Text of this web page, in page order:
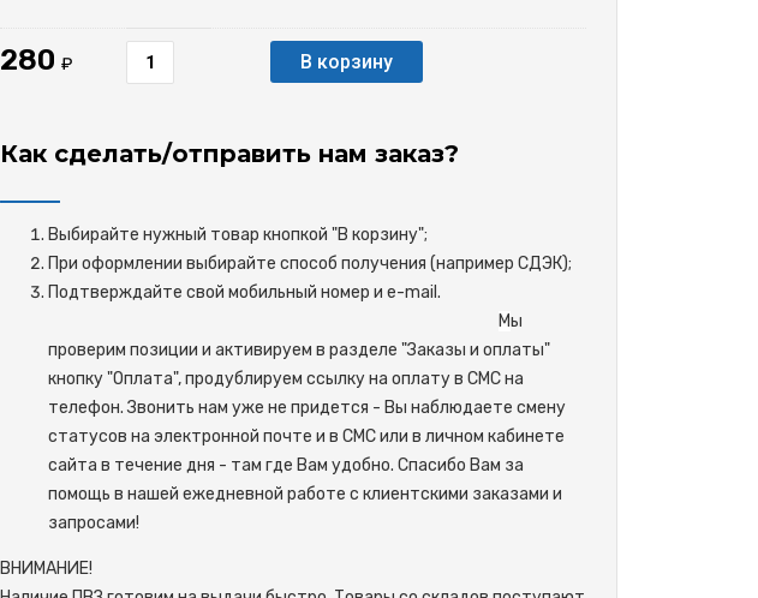
280 ₽ В корзину
Как сделать/отправить нам заказ?
Выбирайте нужный товар кнопкой "В корзину";
При оформлении выбирайте способ получения (например СДЭК);
Подтверждайте свой мобильный номер и e-mail.
Мы
проверим позиции и активируем в разделе "Заказы и оплаты"
кнопку "Оплата", продублируем ссылку на оплату в СМС на
телефон. Звонить нам уже не придется - Вы наблюдаете смену
статусов на электронной почте и в СМС или в личном кабинете
сайта в течение дня - там где Вам удобно. Спасибо Вам за
помощь в нашей ежедневной работе с клиентскими заказами и
запросами!
ВНИМАНИЕ!